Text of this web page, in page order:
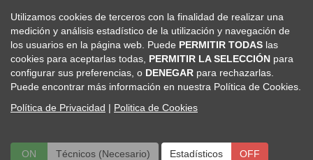
Programa Científico
Leer más
Utilizamos cookies de terceros con la finalidad de realizar una
medición y análisis estadístico de la utilización y navegación de
los usuarios en la página web. Puede PERMITIR TODAS las
cookies para aceptarlas todas, PERMITIR LA SELECCIÓN para
configurar sus preferencias, o DENEGAR para rechazarlas.
Puede encontrar más información en nuestra Política de Cookies.
Política de Privacidad | Politica de Cookies
ON Técnicos (Necesario) OFF
ON Estadísticos OFF